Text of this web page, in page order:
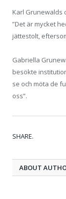
Karl Grunewalds
”Det är mycket
jättestolt,
Gabriella
besökte
se och möta de
oss”.
SHARE.
ABOUT